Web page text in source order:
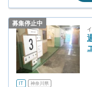
募集停止中
IT 神奈川県